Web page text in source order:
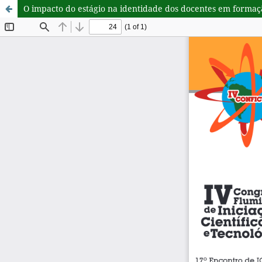
O impacto do estágio na identidade dos docentes em